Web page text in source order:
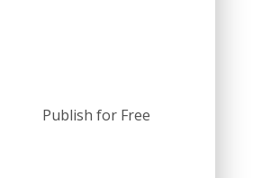
Publish for Free